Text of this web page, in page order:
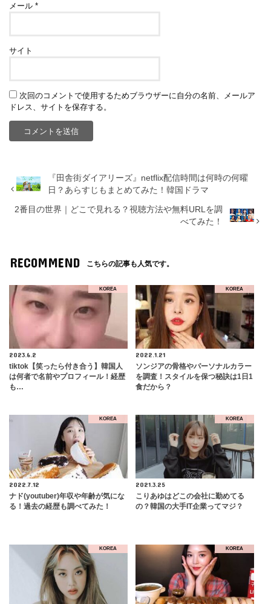
メール*
サイト
次回のコメントで使用するためブラウザーに自分の名前、メールア
ドレス、サイトを保存する。
『田舎街ダイアリーズ』netflix配信時間は何時の何曜
日？あらすじもまとめてみた！韓国ドラマ
2番目の世界｜どこで見れる？視聴方法や無料URLを調
べてみた！
RECOMMEND こちらの記事も人気です。
KOREA
2023.6.2
tiktok【笑ったら付き合う】韓国人
は何者で名前やプロフィール！経歴
も…
KOREA
2022.1.21
ソンジアの骨格やパーソナルカラー
を調査！スタイルを保つ秘訣は1日1
食だから？
KOREA
2022.7.12
ナド(youtuber)年収や年齢が気にな
る！過去の経歴も調べてみた！
KOREA
2021.3.25
こりあゆはどこの会社に勤めてる
の？韓国の大手IT企業ってマジ？
KOREA KOREA